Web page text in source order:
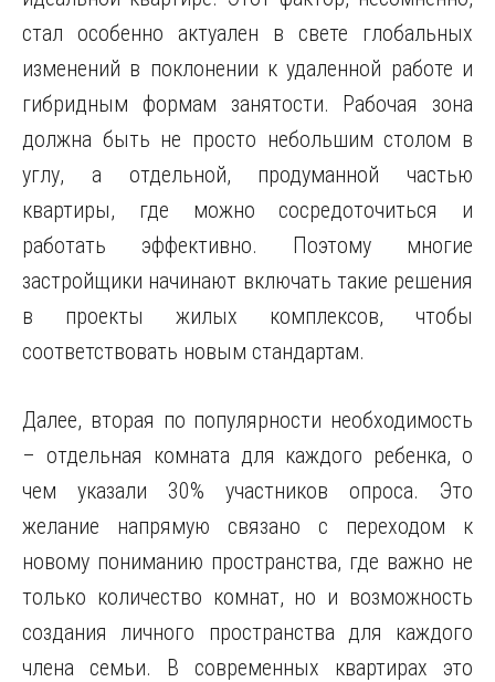
стал особенно актуален в свете глобальных
изменений в поклонении к удаленной работе и
гибридным формам занятости. Рабочая зона
должна быть не просто небольшим столом в
углу, а отдельной, продуманной частью
квартиры, где можно сосредоточиться и
работать эффективно. Поэтому многие
застройщики начинают включать такие решения
в проекты жилых комплексов, чтобы
соответствовать новым стандартам.
Далее, вторая по популярности необходимость
– отдельная комната для каждого ребенка, о
чем указали 30% участников опроса. Это
желание напрямую связано с переходом к
новому пониманию пространства, где важно не
только количество комнат, но и возможность
создания личного пространства для каждого
члена семьи. В современных квартирах это